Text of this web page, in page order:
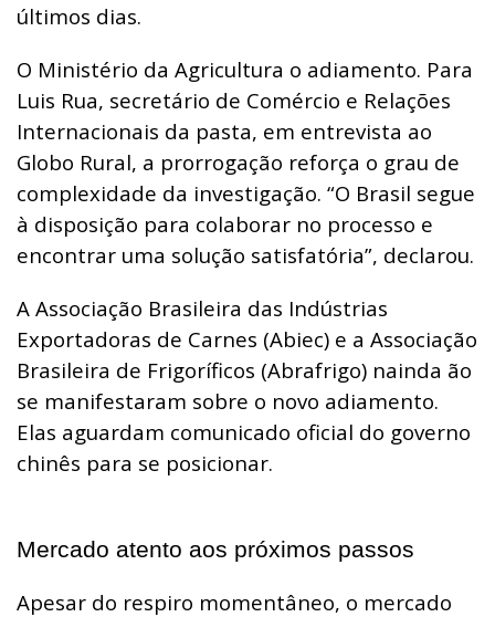
últimos dias.
O Ministério da Agricultura o adiamento. Para
Luis Rua, secretário de Comércio e Relações
Internacionais da pasta, em entrevista ao
Globo Rural, a prorrogação reforça o grau de
complexidade da investigação. “O Brasil segue
à disposição para colaborar no processo e
encontrar uma solução satisfatória”, declarou.
A Associação Brasileira das Indústrias
Exportadoras de Carnes (Abiec) e a Associação
Brasileira de Frigoríficos (Abrafrigo) nainda ão
se manifestaram sobre o novo adiamento.
Elas aguardam comunicado oficial do governo
chinês para se posicionar.
Mercado atento aos próximos passos
Apesar do respiro momentâneo, o mercado